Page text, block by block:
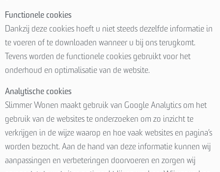
Functionele cookies
Dankzij deze cookies hoeft u niet steeds dezelfde informatie in
te voeren of te downloaden wanneer u bij ons terugkomt.
Tevens worden de functionele cookies gebruikt voor het
onderhoud en optimalisatie van de website.
Analytische cookies
Slimmer Wonen maakt gebruik van Google Analytics om het
gebruik van de websites te onderzoeken om zo inzicht te
verkrijgen in de wijze waarop en hoe vaak websites en pagina’s
worden bezocht. Aan de hand van deze informatie kunnen wij
aanpassingen en verbeteringen doorvoeren en zorgen wij